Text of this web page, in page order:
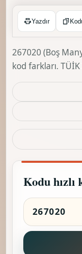
Yazdır
Kopyalandı ✓
267020 (Boş
kod farkları.
Kodu hızlı